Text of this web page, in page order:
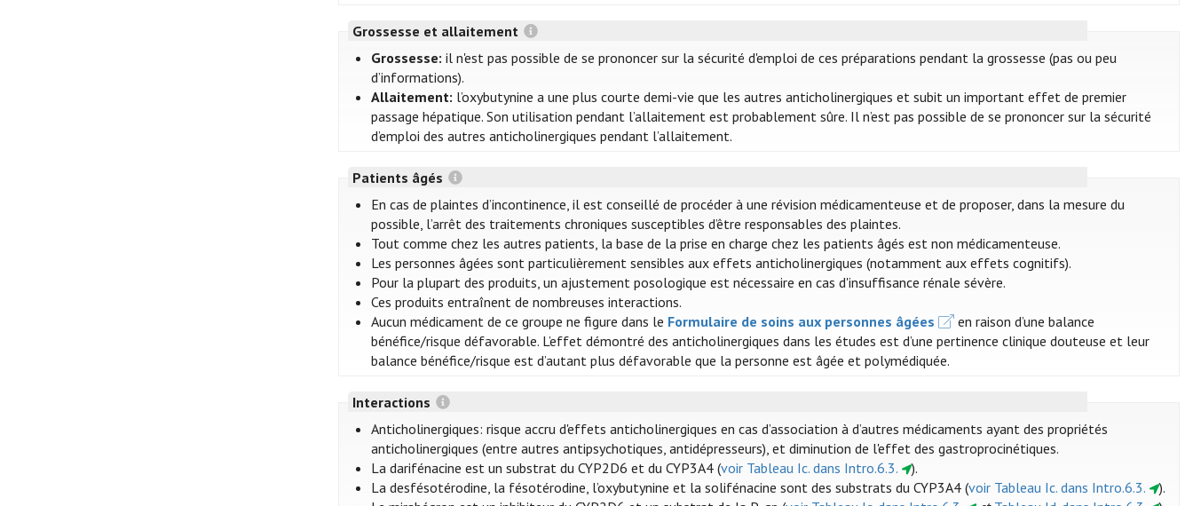
Grossesse et allaitement
Grossesse: il n'est pas possible de se prononcer sur la sécurité d'emploi de ces préparations pendant la grossesse (pas ou peu
d’informations).
Allaitement: l’oxybutynine a une plus courte demi-vie que les autres anticholinergiques et subit un important effet de premier
passage hépatique. Son utilisation pendant l’allaitement est probablement sûre. Il n’est pas possible de se prononcer sur la sécurité
d’emploi des autres anticholinergiques pendant l’allaitement.
Patients âgés
En cas de plaintes d’incontinence, il est conseillé de procéder à une révision médicamenteuse et de proposer, dans la mesure du
possible, l’arrêt des traitements chroniques susceptibles d’être responsables des plaintes.
Tout comme chez les autres patients, la base de la prise en charge chez les patients âgés est non médicamenteuse.
Les personnes âgées sont particulièrement sensibles aux effets anticholinergiques (notamment aux effets cognitifs).
Pour la plupart des produits, un ajustement posologique est nécessaire en cas d'insuffisance rénale sévère.
Ces produits entraînent de nombreuses interactions.
Aucun médicament de ce groupe ne figure dans le Formulaire de soins aux personnes âgées
en raison d’une balance
bénéfice/risque défavorable. L’effet démontré des anticholinergiques dans les études est d’une pertinence clinique douteuse et leur
balance bénéfice/risque est d’autant plus défavorable que la personne est âgée et polymédiquée.
Interactions
Anticholinergiques: risque accru d'effets anticholinergiques en cas d’association à d’autres médicaments ayant des propriétés
anticholinergiques (entre autres antipsychotiques, antidépresseurs), et diminution de l'effet des gastroprocinétiques.
La darifénacine est un substrat du CYP2D6 et du CYP3A4 (voir Tableau Ic. dans Intro.6.3.
).
La desfésotérodine, la fésotérodine, l’oxybutynine et la solifénacine sont des substrats du CYP3A4 (voir Tableau Ic. dans Intro.6.3.
).